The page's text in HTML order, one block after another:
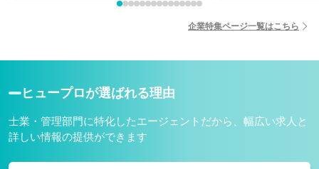
鹿児島県
沖縄県
企業特集ページ一覧はこちら
ヒュープロが選ばれる理由
士業・管理部門に特化したエージェントだから、幅広い求人と
詳しい情報の提供ができます